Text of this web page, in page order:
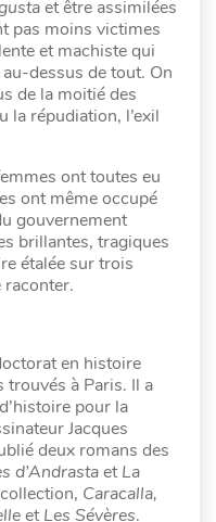
et être assimilées
pas moins victimes
et machiste qui
dessus de tout. On
de la moitié des
la répudiation, l’exil
ont toutes eu
ont même occupé
gouvernement
brillantes, tragiques
étalée sur trois
raconter.
en histoire
trouvés à Paris. Il a
pour la
Jacques
deux romans des
d’AndrastaetLa
Caracalla,
etLes Sévères.